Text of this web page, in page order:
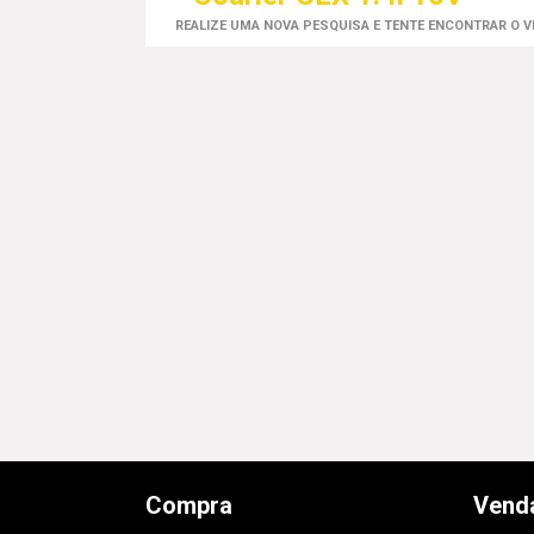
REALIZE UMA NOVA PESQUISA E TENTE ENCONTRAR O
Compra